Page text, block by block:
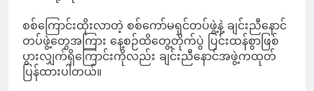
စစ်ကြောင်းထိုးလာတဲ့ စစ်ကော်မရှင်တပ်ဖွဲ့နဲ့ ချင်းညီနောင်
တပ်ဖွဲ့တွေအကြား နေ့စဉ်ထိတွေ့တိုက်ပွဲ ပြင်းထန်စွာဖြစ်
ပွားလျှက်ရှိကြောင်းကိုလည်း ချင်းညီနောင်အဖွဲ့ကထုတ်
ပြန်ထားပါတယ်။